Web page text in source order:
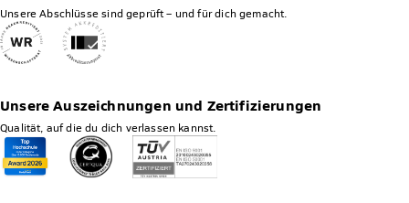
Unsere Abschlüsse sind geprüft – und für dich gemacht.
Unsere Auszeichnungen und Zertifizierungen
Qualität, auf die du dich verlassen kannst.